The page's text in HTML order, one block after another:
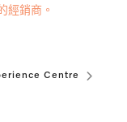
經銷商。
Centre